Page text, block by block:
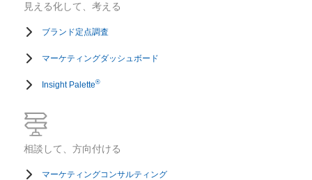
見える化して、考える
ブランド定点調査
マーケティングダッシュボード
Insight Palette®
相談して、方向付ける
マーケティングコンサルティング